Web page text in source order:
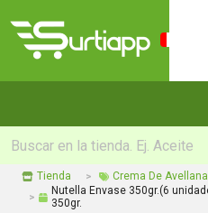
Tienda
Crema De
Nutella Envase 350gr.(6
350gr.